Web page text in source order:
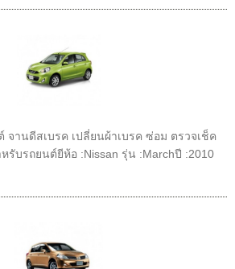
จานดีสเบรค เปลี่ยนผ้าเบรค ซ่อม ตรวจเช็ค
รับรถยนต์ยีห้อ :Nissan รุ่น :Marchปี :2010